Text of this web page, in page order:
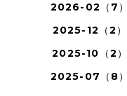
2026-02（7）
2025-12（2）
2025-10（2）
2025-07（8）